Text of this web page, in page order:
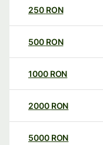
250 RON
500 RON
1000 RON
2000 RON
5000 RON